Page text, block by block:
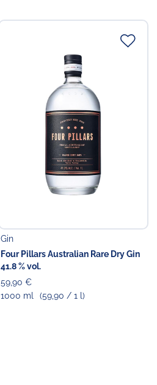
Wir
Kein Verkauf
(Versand
Choppy's
22769
Gin
Four Pillars Australian Rare Dry Gin
41.8 % vol.
59,90 €
1000 ml
(59,90 / 1 l)